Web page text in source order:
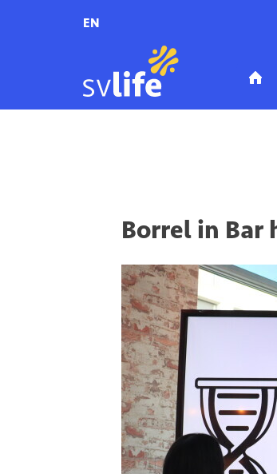
EN
Borrel in Bar